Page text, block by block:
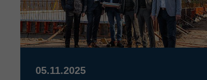
05.11.2025